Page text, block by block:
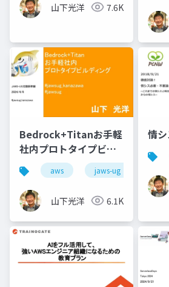
山下光洋 7.6K
Bedrock+Titanお手軽
社内プロトタイプビル
ディングaws jaws-ug
山下光洋 6.1K
情